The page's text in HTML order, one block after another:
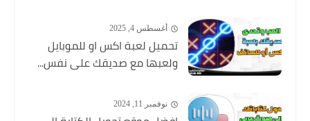
أغسطس 4, 2025
تحميل لعبة اكس او للموبايل
ولعبها مع صديقك على نفس...
نوفمبر 11, 2024